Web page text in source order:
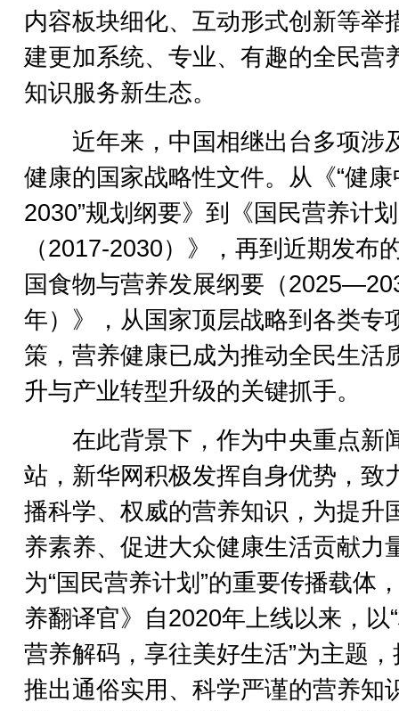
内容板块细化、互动形式创新等举
建更加系统、专业、有趣的全民营
知识服务新生态。
近年来，中国相继出台多项涉
健康的国家战略性文件。从《“健
2030”规划纲要》到《国民营养计划
（2017-2030）》，再到近期发布
国食物与营养发展纲要（
年）》，从国家顶层战略到各类专
策，营养健康已成为推动全民生活
升与产业转型升级的关键抓手。
在此背景下，作为中央重点新
站，新华网积极发挥自身优势，致
播科学、权威的营养知识，为提升
养素养、促进大众健康生活贡献力
为“国民营养计划”的重要传播载体
养翻译官》自2020年上线以来，以
营养解码，享往美好生活”为主题
推出通俗实用、科学严谨的营养知